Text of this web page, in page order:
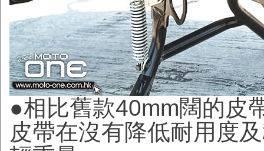
●相比舊款40mm闊的皮
皮帶在沒有降低耐用度